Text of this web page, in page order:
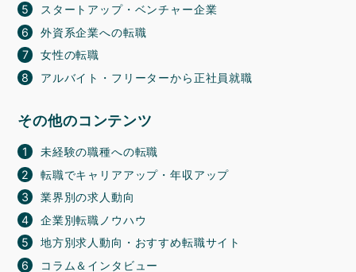
スタートアップ・ベンチャー企業
外資系企業への転職
女性の転職
アルバイト・フリーターから正社員就職
その他のコンテンツ
未経験の職種への転職
転職でキャリアアップ・年収アップ
業界別の求人動向
企業別転職ノウハウ
地方別求人動向・おすすめ転職サイト
コラム＆インタビュー